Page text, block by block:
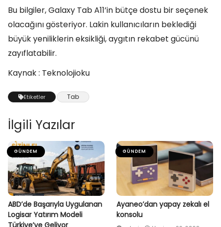
Bu bilgiler, Galaxy Tab A11’in bütçe dostu bir seçenek
olacağını gösteriyor. Lakin kullanıcıların beklediği
büyük yeniliklerin eksikliği, aygıtın rekabet gücünü
zayıflatabilir.
Kaynak : Teknolojioku
Etiketler Tab
İlgili Yazılar
GÜNDEM
ABD’de Başarıyla Uygulanan
Logisar Yatırım Modeli
GÜNDEM
Ayaneo’dan yapay zekalı el
konsolu